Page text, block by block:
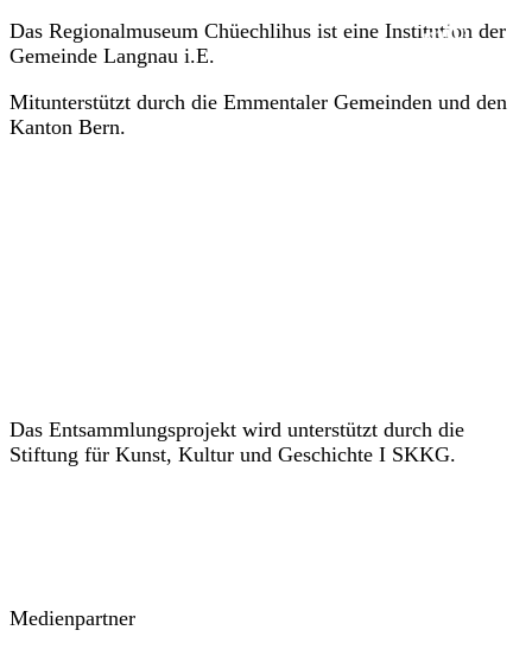
mit!
Das Regionalmuseum Chüechlihus ist eine Institution der
Gemeinde Langnau i.E.
Mitunterstützt durch die Emmentaler Gemeinden und den
Kanton Bern.
Das Entsammlungsprojekt wird unterstützt durch die
Stiftung für Kunst, Kultur und Geschichte I SKKG.
Medienpartner